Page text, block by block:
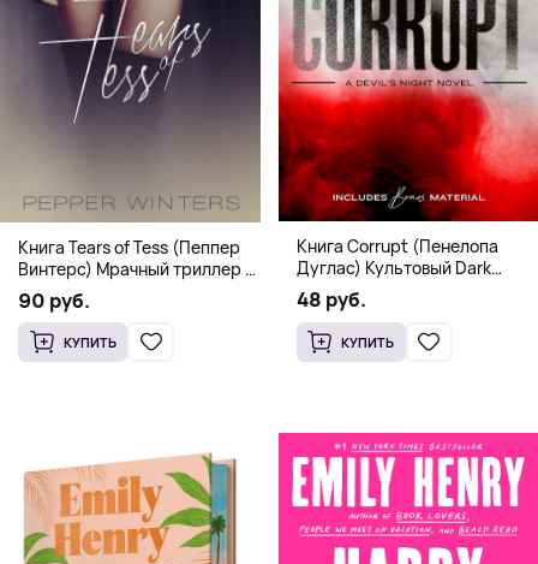
Книга Tears of Tess (Пеппер
Винтерс) Мрачный триллер о
выживании и страсти (18+)
90 руб.
КУПИТЬ
Книга Corrupt (Пенелопа
Дуглас) Культовый Dark
Romance бестселлер (18+)
48 руб.
КУПИТЬ